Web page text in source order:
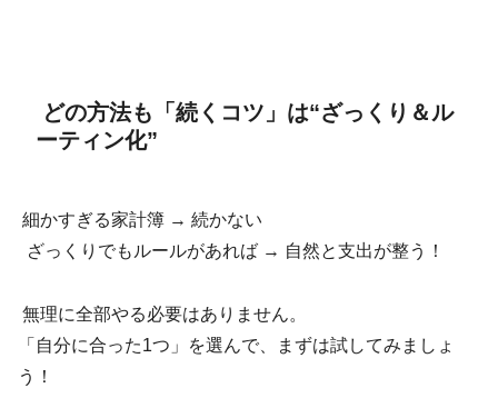
どの方法も「続くコツ」は“ざっくり＆ル
ーティン化”
細かすぎる家計簿 → 続かない
ざっくりでもルールがあれば → 自然と支出が整う！
無理に全部やる必要はありません。
「自分に合った1つ」を選んで、まずは試してみましょ
う！